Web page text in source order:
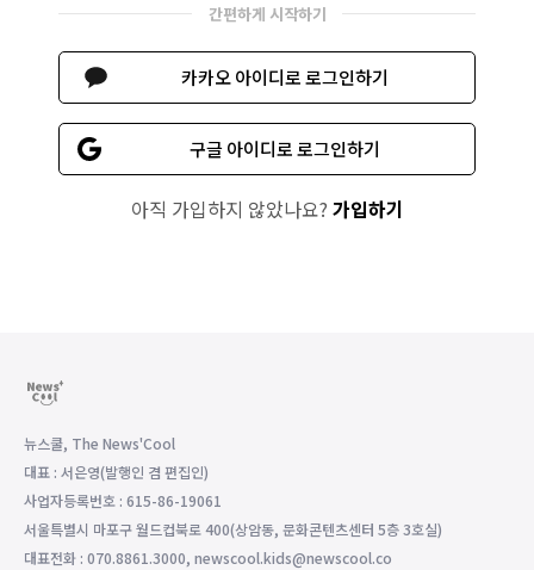
간편하게 시작하기
카카오 아이디로 로그인하기
구글 아이디로 로그인하기
아직 가입하지 않았나요? 가입하기
뉴스쿨, The News'Cool
대표 : 서은영(발행인 겸 편집인)
사업자등록번호 : 615-86-19061
서울특별시 마포구 월드컵북로 400(상암동, 문화콘텐츠센터 5층 3호실)
대표전화 : 070.8861.3000, newscool.kids@newscool.co